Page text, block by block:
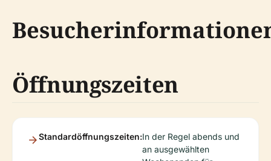
Öffnungszeiten
Standardöffnungszeiten:In der Regel abends und
an ausgewählten